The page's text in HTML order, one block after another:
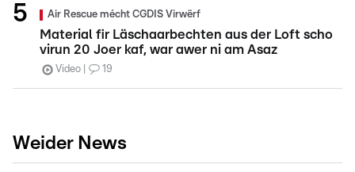
Air Rescue mécht CGDIS Virwërf
Material fir Läschaarbechten aus der Loft scho
virun 20 Joer kaf, war awer ni am Asaz
Video 19
Weider News